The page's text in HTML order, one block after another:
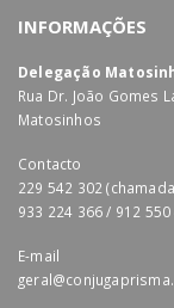
INFORMAÇÕES
Delegação
Rua Dr. João Gomes
Matosinhos
Contacto
229 542 302
933 224 366 / 912
E-mail